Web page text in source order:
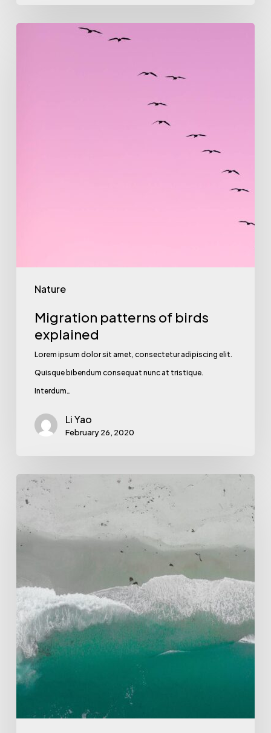
Nature
Migration patterns of birds
explained
Lorem ipsum dolor sit amet, consectetur adipiscing elit.
Quisque bibendum consequat nunc at tristique.
Interdum…
Li Yao
February 26, 2020